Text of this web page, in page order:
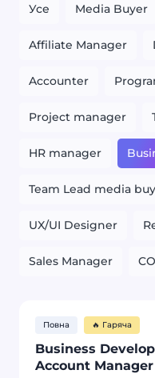
Усе Media Buyer
Affiliate Manager
Accounter
Project manager
HR manager
Team Lead media
UX/UI Designer
Sales Manager
Повна 🔥 Гаряча
Business
Account Manager